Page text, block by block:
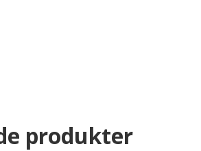
produkter